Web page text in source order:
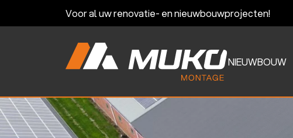
Voor al uw renovatie- en nieuwbouwprojecten!
NIEUWBOUW